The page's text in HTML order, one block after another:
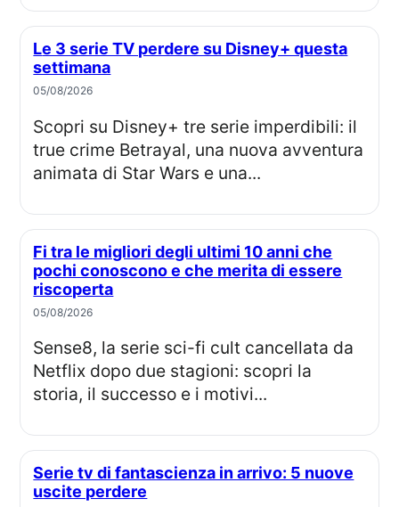
Le 3 serie TV perdere su Disney+ questa
settimana
05/08/2026
Scopri su Disney+ tre serie imperdibili: il
true crime Betrayal, una nuova avventura
animata di Star Wars e una...
Fi tra le migliori degli ultimi 10 anni che
pochi conoscono e che merita di essere
riscoperta
05/08/2026
Sense8, la serie sci-fi cult cancellata da
Netflix dopo due stagioni: scopri la
storia, il successo e i motivi...
Serie tv di fantascienza in arrivo: 5 nuove
uscite perdere